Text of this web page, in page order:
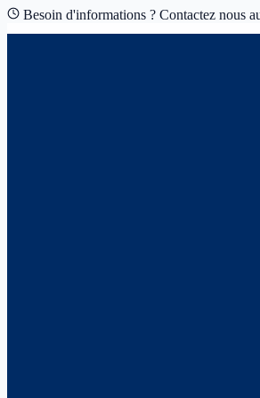
Besoin d'informations ? Contactez nous